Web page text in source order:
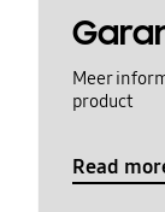
Meer
product
Read